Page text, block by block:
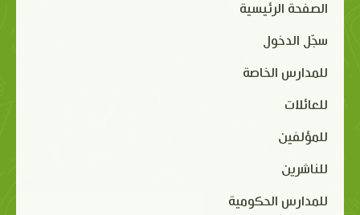
الصفحة الرئيسية
سجّل الدخول
للمدارس الخاصة
للعائلات
للمؤلفين
للناشرين
للمدارس الحكومية